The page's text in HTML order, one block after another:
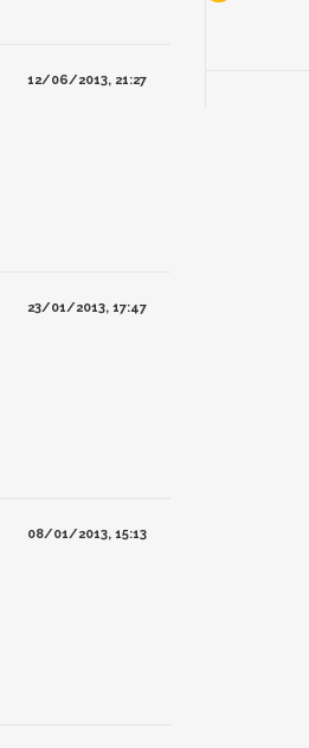
12/06/2013, 21:27
23/01/2013, 17:47
08/01/2013, 15:13